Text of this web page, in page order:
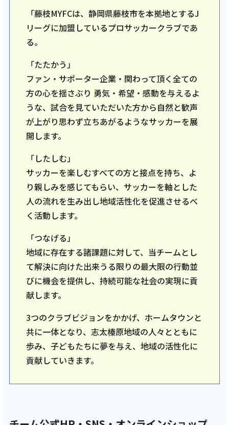
監督のインタビュー後編！番組の後半ではス
タジアムにてサポーターに推しの選手を聞き
ました！！「2026年4月後半回」
【藤枝MYFC応援番組 一体感MYFC 第161話】
藤枝MYFCを支える若き力 中村優斗選手にイ
ンタビュー！MYFCレディースには柄谷新監督
に出演いただきました！「2026年4月前半
記事を読む
2026年3月18日
テレビ
【藤枝MYFC応援番組 一体感MYFC ~槙野新体
「藤枝MYFCは、静岡県藤枝市を本拠地とするJ
リーグに加盟しているプロサッカークラブであ
る。
「たたかう」
ファン・サポーター企業・関わって頂く全ての
方の心を揺さぶり 勇気・希望・感動を与えるよ
うな、試合を見ていただいた方から自然と歓声
が上がり思わず立ちあがるようなサッカーを展
開します。
「したしむ」
サッカーを楽しむすべての方と接点を持ち、よ
り親しみを感じてもらい、サッカーを軸とした
人の流れを生み出し地域活性化を促進させるべ
く活動します。
「つなげる」
地域に存在する諸課題に対して、当チームとし
て解決に向けた出来うる限りの最大限の行動並
びに機会を提供し、持続可能な社会の実現に貢
献します。
3つのクラブビジョンをかかげ、ホームタウンと
共に一体となり、志太榛原地域の人々とともに
歩み、子どもたちに夢を与え、地域の活性化に
貢献していきます。